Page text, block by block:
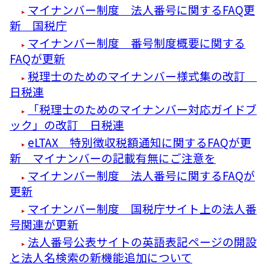
マイナンバー制度 法人番号に関するFAQ更
新 国税庁
マイナンバー制度 番号制度概要に関する
FAQが更新
税理士のためのマイナンバー様式集の改訂
日税連
「税理士のためのマイナンバー対応ガイドブ
ック」の改訂 日税連
eLTAX 特別徴収税額通知に関するFAQが更
新 マイナンバーの記載有無にご注意を
マイナンバー制度 法人番号に関するFAQが
更新
マイナンバー制度 国税庁サイト上の法人番
号関連が更新
法人番号公表サイトの英語表記ページの開設
と法人名検索の新機能追加について